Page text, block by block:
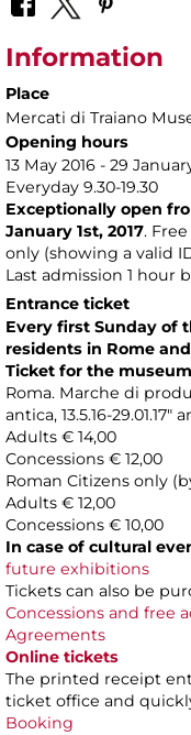
Information
Place
Mercati di Traiano
Opening hours
13 May 2016 - 29
Everyday 9.30-19.30
Exceptionally open
January 1st, 2017.
only (showing a valid
Last admission 1 hour
Entrance ticket
Every first Sunday of
residents in Rome and
Ticket for the
Roma. Marche di
antica, 13.5.16-29.01.17"
Adults € 14,00
Concessions € 12,00
Roman Citizens only
Adults € 12,00
Concessions € 10,00
In case of cultural
future exhibitions
Tickets can also be
Concessions and free
Agreements
Online tickets
The printed receipt
ticket office and
Booking